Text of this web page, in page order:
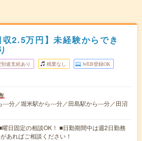
収2.5万円】未経験からでき
途支給あり 残業なし WEB登録OK
---分／堀米駅から---分／田島駅から---分／田沼
日固定の相談OK！ ■日勤期間中は週2日勤務
あればご相談ください！